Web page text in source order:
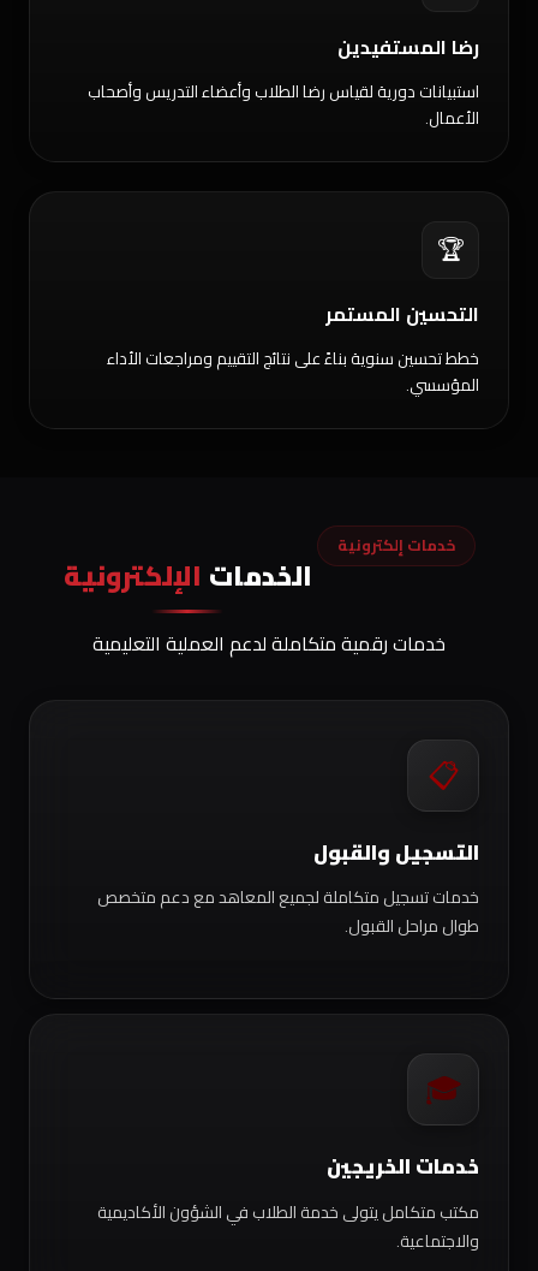
رضا المستفيدين
استبيانات دورية لقياس رضا الطلاب وأعضاء التدريس وأصحاب
الأعمال.
🏆
التحسين المستمر
خطط تحسين سنوية بناءً على نتائج التقييم ومراجعات الأداء
المؤسسي.
خدمات إلكترونية
الخدمات الإلكترونية
خدمات رقمية متكاملة لدعم العملية التعليمية
📋
التسجيل والقبول
خدمات تسجيل متكاملة لجميع المعاهد مع دعم متخصص
طوال مراحل القبول.
🎓
خدمات الخريجين
مكتب متكامل يتولى خدمة الطلاب في الشؤون الأكاديمية
والاجتماعية.